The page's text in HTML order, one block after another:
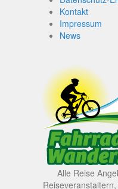
Kontakt
Impressum
News
Alle Reise